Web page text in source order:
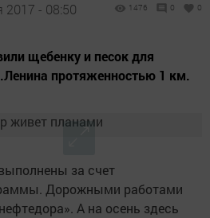
2017 - 08:50 1476 0 0
щебенку и песок для
протяженностью 1 км.
за счет
Дорожными работами
А на осень здесь